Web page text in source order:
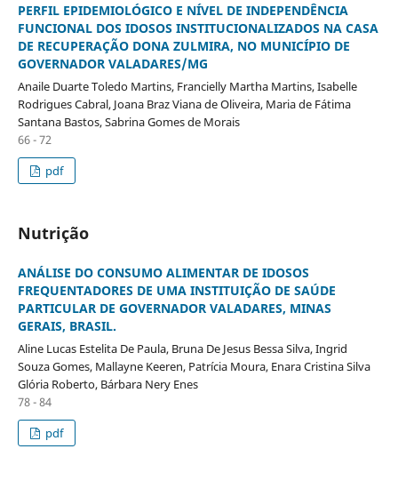
PERFIL EPIDEMIOLÓGICO E NÍVEL DE INDEPENDÊNCIA
FUNCIONAL DOS IDOSOS INSTITUCIONALIZADOS NA CASA
DE RECUPERAÇÃO DONA ZULMIRA, NO MUNICÍPIO DE
GOVERNADOR VALADARES/MG
Anaile Duarte Toledo Martins, Francielly Martha Martins, Isabelle
Rodrigues Cabral, Joana Braz Viana de Oliveira, Maria de Fátima
Santana Bastos, Sabrina Gomes de Morais
66 - 72
pdf
Nutrição
ANÁLISE DO CONSUMO ALIMENTAR DE IDOSOS
FREQUENTADORES DE UMA INSTITUIÇÃO DE SAÚDE
PARTICULAR DE GOVERNADOR VALADARES, MINAS
GERAIS, BRASIL.
Aline Lucas Estelita De Paula, Bruna De Jesus Bessa Silva, Ingrid
Souza Gomes, Mallayne Keeren, Patrícia Moura, Enara Cristina Silva
Glória Roberto, Bárbara Nery Enes
78 - 84
pdf